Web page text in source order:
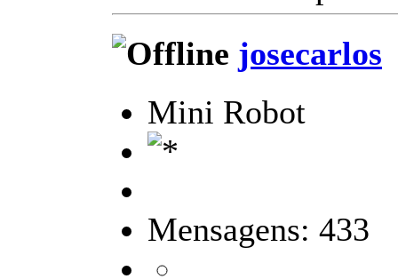
josecarlos
Mini Robot
Mensagens: 433